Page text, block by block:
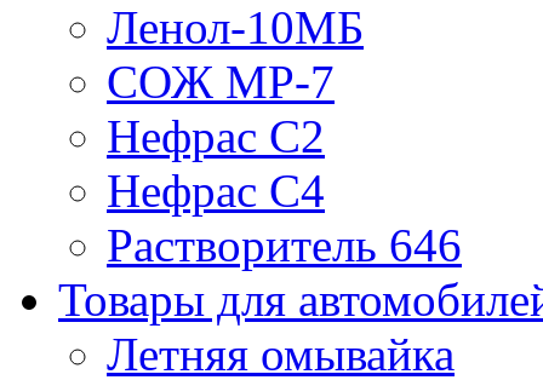
Ленол-10МБ
СОЖ МР-7
Нефрас С2
Нефрас С4
Растворитель 646
Товары для
Летняя омывайка